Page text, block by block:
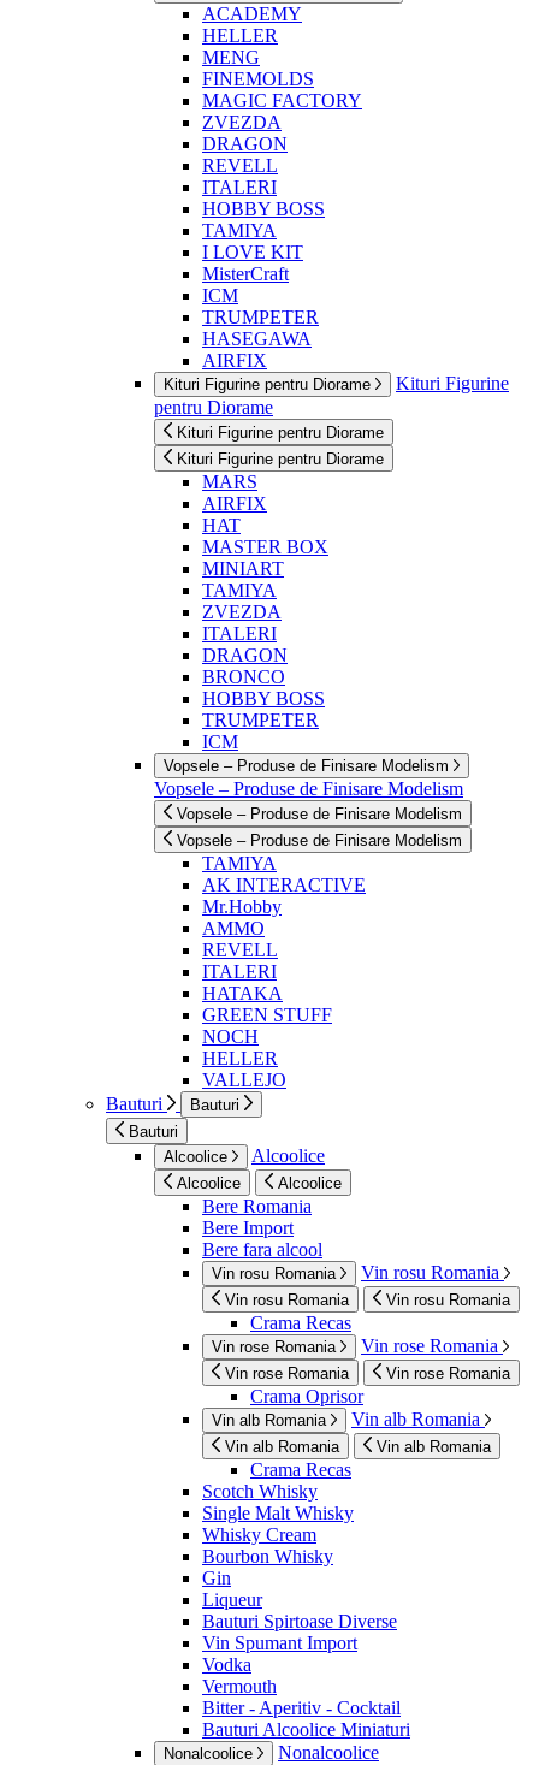
ACADEMY
HELLER
MENG
FINEMOLDS
MAGIC FACTORY
ZVEZDA
DRAGON
REVELL
ITALERI
HOBBY BOSS
TAMIYA
I LOVE KIT
MisterCraft
ICM
TRUMPETER
HASEGAWA
AIRFIX
Kituri Figurine pentru Diorame
Kituri Figurine
pentru Diorame
Kituri Figurine pentru Diorame
Kituri Figurine pentru Diorame
MARS
AIRFIX
HAT
MASTER BOX
MINIART
TAMIYA
ZVEZDA
ITALERI
DRAGON
BRONCO
HOBBY BOSS
TRUMPETER
ICM
Vopsele – Produse de Finisare Modelism
Vopsele – Produse de Finisare Modelism
Vopsele – Produse de Finisare Modelism
Vopsele – Produse de Finisare Modelism
TAMIYA
AK INTERACTIVE
Mr.Hobby
AMMO
REVELL
ITALERI
HATAKA
GREEN STUFF
NOCH
HELLER
VALLEJO
Bauturi
Bauturi
Bauturi
Alcoolice
Alcoolice
Alcoolice Alcoolice
Bere Romania
Bere Import
Bere fara alcool
Vin rosu Romania Vin rosu Romania
Vin rosu Romania Vin rosu Romania
Crama Recas
Vin rose Romania Vin rose Romania
Vin rose Romania Vin rose Romania
Crama Oprisor
Vin alb Romania Vin alb Romania
Vin alb Romania Vin alb Romania
Crama Recas
Scotch Whisky
Single Malt Whisky
Whisky Cream
Bourbon Whisky
Gin
Liqueur
Bauturi Spirtoase Diverse
Vin Spumant Import
Vodka
Vermouth
Bitter - Aperitiv - Cocktail
Bauturi Alcoolice Miniaturi
Nonalcoolice Nonalcoolice